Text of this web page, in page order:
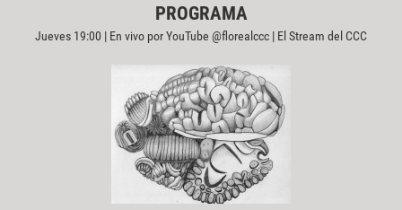
PROGRAMA
Jueves 19:00 | En vivo por YouTube @florealccc | El Stream del CCC